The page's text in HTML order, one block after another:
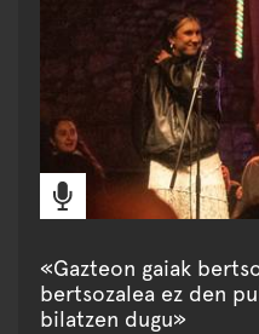
«Gazteon gaiak
bertsozalea ez den
bilatzen dugu»